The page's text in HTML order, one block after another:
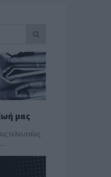
μας
τελευταίες